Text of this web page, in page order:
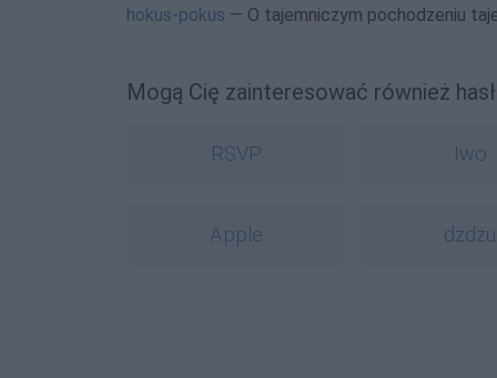
hokus-pokus — O tajemniczym pochodzeniu
Mogą Cię zainteresować również
RSVP Iwo
Apple dżdżu